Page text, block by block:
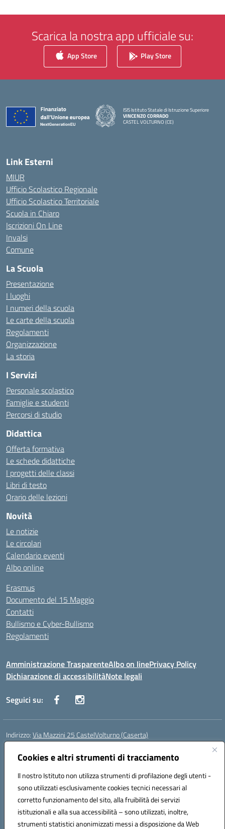
Cookies e altri strumenti di tracciamento
Il nostro Istituto non utilizza strumenti di profilazione degli utenti -
sono utilizzati esclusivamente cookies tecnici necessari al
corretto funzionamento del sito, alla fruibilità dei servizi
istituzionali e alla sua accessibilità – sono utilizzati, inoltre,
strumenti statistici anonimizzati messi a disposizione da Web
Scarica la nostra app ufficiale su:
App Store Play Store
ISIS Istituto Statale di Istruzione Superiore
VINCENZO CORRADO
CASTEL VOLTURNO (CE)
Link Esterni
MIUR
Ufficio Scolastico Regionale
Ufficio Scolastico Territoriale
Scuola in Chiaro
Iscrizioni On Line
Invalsi
Comune
La Scuola
Presentazione
I luoghi
I numeri della scuola
Le carte della scuola
Regolamenti
Organizzazione
La storia
I Servizi
Personale scolastico
Famiglie e studenti
Percorsi di studio
Didattica
Offerta formativa
Le schede didattiche
I progetti delle classi
Libri di testo
Orario delle lezioni
Novità
Le notizie
Le circolari
Calendario eventi
Albo online
Erasmus
Documento del 15 Maggio
Contatti
Bullismo e Cyber-Bullismo
Regolamenti
Amministrazione TrasparenteAlbo on linePrivacy Policy
Dichiarazione di accessibilitàNote legali
Seguici su:
Indirizzo:Via Mazzini 25 CastelVolturno (Caserta)
Centralino:
Posta elettronica certificata (PEC):ceis014005@pec.istruzione.it
Codice fiscale: 93063510619
Codice meccanografico:CEIS014005
Codice Indice delle Pubbliche Amministrazioni (IPA): istsc_ceis014005
Codice unico di fatturazione (CUF): UOU8EW